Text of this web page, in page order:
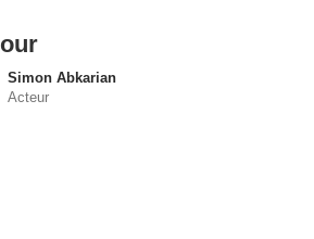
Simon Abkarian
Acteur